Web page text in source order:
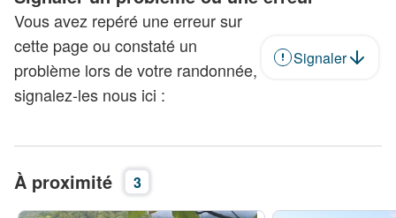
Vous avez repéré une erreur sur
cette page ou constaté un
problème lors de votre randonnée,
signalez-les nous ici :
Signaler
À proximité 3